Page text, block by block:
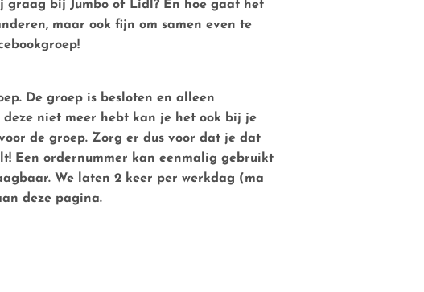
graag bij Jumbo of Lidl? En hoe gaat het
maar ook fijn om samen even te
De groep is besloten en alleen
niet meer hebt kan je het ook bij je
de groep. Zorg er dus voor dat je dat
Een ordernummer kan eenmalig gebruikt
We laten 2 keer per werkdag (ma
deze pagina.